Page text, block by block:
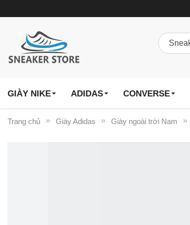
GIÀY NIKE ADIDAS CONVERSE
Trang chủ Giày Adidas Giày ngoài trời Nam